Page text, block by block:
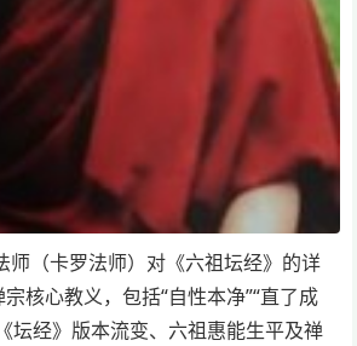
师（卡罗法师）对《六祖坛经》的详
核心教义，包括“自性本净”“直了成
坛经》版本流变、六祖惠能生平及禅